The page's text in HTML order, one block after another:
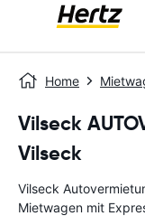
Home
Vilseck
Vilseck
Vilseck
Mietwagen mit